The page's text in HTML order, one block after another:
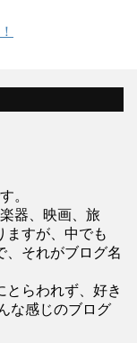
。
器、映画、旅
ますが、中でも
、それがブログ名
とらわれず、好き
な感じのブログ